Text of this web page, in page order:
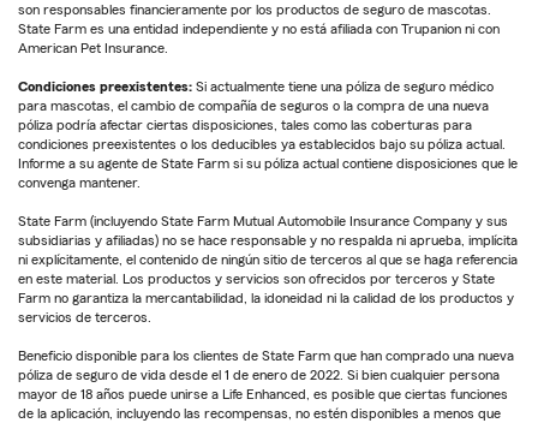
son responsables financieramente por los productos de seguro de mascotas.
State Farm es una entidad independiente y no está afiliada con Trupanion ni con
American Pet Insurance.
Condiciones preexistentes: Si actualmente tiene una póliza de seguro médico
para mascotas, el cambio de compañía de seguros o la compra de una nueva
póliza podría afectar ciertas disposiciones, tales como las coberturas para
condiciones preexistentes o los deducibles ya establecidos bajo su póliza actual.
Informe a su agente de State Farm si su póliza actual contiene disposiciones que le
convenga mantener.
State Farm (incluyendo State Farm Mutual Automobile Insurance Company y sus
subsidiarias y afiliadas) no se hace responsable y no respalda ni aprueba, implícita
ni explícitamente, el contenido de ningún sitio de terceros al que se haga referencia
en este material. Los productos y servicios son ofrecidos por terceros y State
Farm no garantiza la mercantabilidad, la idoneidad ni la calidad de los productos y
servicios de terceros.
Beneficio disponible para los clientes de State Farm que han comprado una nueva
póliza de seguro de vida desde el 1 de enero de 2022. Si bien cualquier persona
mayor de 18 años puede unirse a Life Enhanced, es posible que ciertas funciones
de la aplicación, incluyendo las recompensas, no estén disponibles a menos que